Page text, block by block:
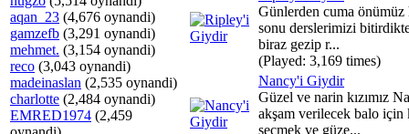
aqan_23 (4,676 oynandi)
gamzefb (3,291 oynandi)
mehmet. (3,154 oynandi)
reco (3,043 oynandi)
madeinaslan (2,535 oynandi)
charlotte (2,484 oynandi)
EMRED1974 (2,459
Günlerden cuma önümüz
sonu derslerimizi
biraz gezip r...
(Played: 3,169 times)
Nancy'i Giydir
Güzel ve narin kızımız
akşam verilecek balo için
seçmek ve güze...